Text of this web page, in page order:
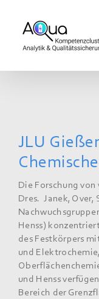
springen
JLU
Die Forschung von
Dres. Janek, Over,
Henss)
des Festkörpers
und
und Henss
Bereich der